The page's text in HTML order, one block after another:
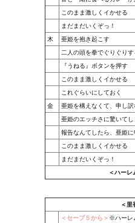
Star Trek Voyager Elite Force
Sacred Gold Remaster Fan
Aliens versus Predator 1
Aliens versus Predator 2
Age of Pirates: Caribbean
Sea Dogs - City of
Sea Dogs Remaster Fan
このまま激しくイかせる
まだまだいくぞっ！
木
亜姫を抱き起こす
二人の頭を拳でぐりぐりす
『うねる』ボタンを押す
このまま激しくイかせる
これぐらいにしておく
金
亜姫を構えなくて、申し訳
亜姫のエッチさに驚いてし
報告なんてしたら、亜姫
このまま激しくイかせる
まだまだいくぞっ！
＜ハーレ
＜里
＜セーブ５から＞ ※ハーレ